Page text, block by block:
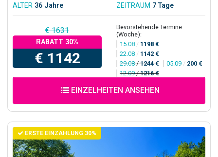
ALTER 36 Jahre ZEITRAUM 7 Tage
€ 1631
RABATT 30%
€ 1142
Bevorstehende Termine
(Woche):
15.08 / 1198 €
22.08 / 1142 €
29.08/1244 € 05.09 / 200 €
12.09/1216 €
EINZELHEITEN ANSEHEN
ERSTE EINZAHLUNG 30%